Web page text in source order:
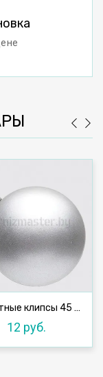
Магнитные клипсы 45 мм с тросом, №3
12 руб.